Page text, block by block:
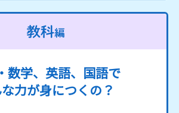
数学、英語、国語で
力が身につくの？